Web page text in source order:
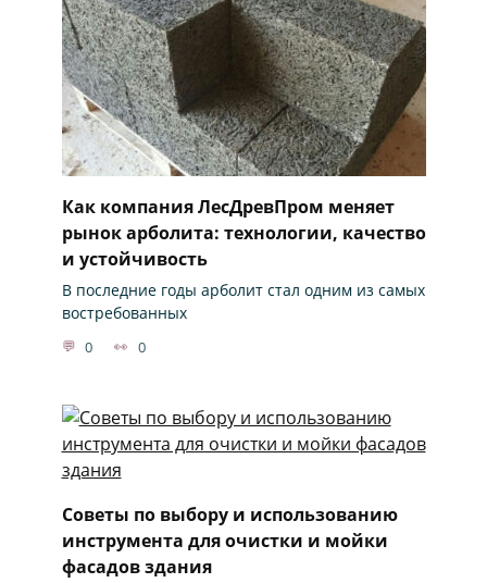
Как компания ЛесДревПром меняет
рынок арболита: технологии, качество
и устойчивость
В последние годы арболит стал одним из самых
востребованных
0 0
Советы по выбору и использованию
инструмента для очистки и мойки
фасадов здания